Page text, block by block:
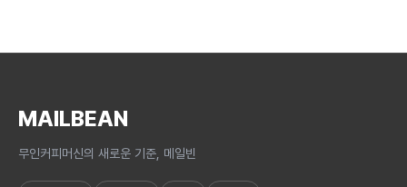
MAILBEAN
무인커피머신의 새로운 기준, 메일빈